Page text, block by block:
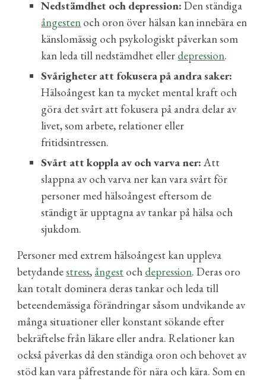
Nedstämdhet och depression: Den ständiga
ångesten och oron över hälsan kan innebära en
känslomässig och psykologiskt påverkan som
kan leda till nedstämdhet eller depression.
Svårigheter att fokusera på andra saker:
Hälsoångest kan ta mycket mental kraft och
göra det svårt att fokusera på andra delar av
livet, som arbete, relationer eller
fritidsintressen.
Svårt att koppla av och varva ner: Att
slappna av och varva ner kan vara svårt för
personer med hälsoångest eftersom de
ständigt är upptagna av tankar på hälsa och
sjukdom.
Personer med extrem hälsoångest kan uppleva
betydandestress, ångest och depression. Deras oro
kan totalt dominera deras tankar och leda till
beteendemässiga förändringar såsom undvikande av
många situationer eller konstant sökande efter
bekräftelse från läkare eller andra. Relationer kan
också påverkas då den ständiga oron och behovet av
stöd kan vara påfrestande för nära och kära. Som en